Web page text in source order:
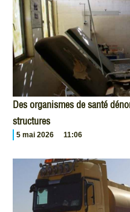
Des organismes de santé
structures
5 mai 2026 11:06